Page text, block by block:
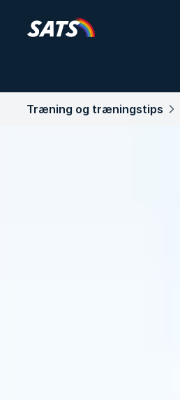
Træning og træningstips